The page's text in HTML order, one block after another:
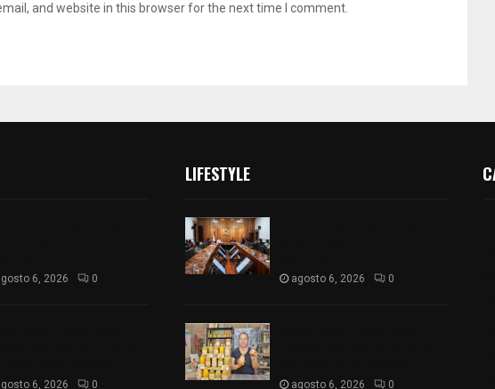
and website in this browser for the next time I comment.
6, 2026 0
6, 2026 0
LIFESTYLE
agosto 6, 2026 0
agosto 6, 2026 0